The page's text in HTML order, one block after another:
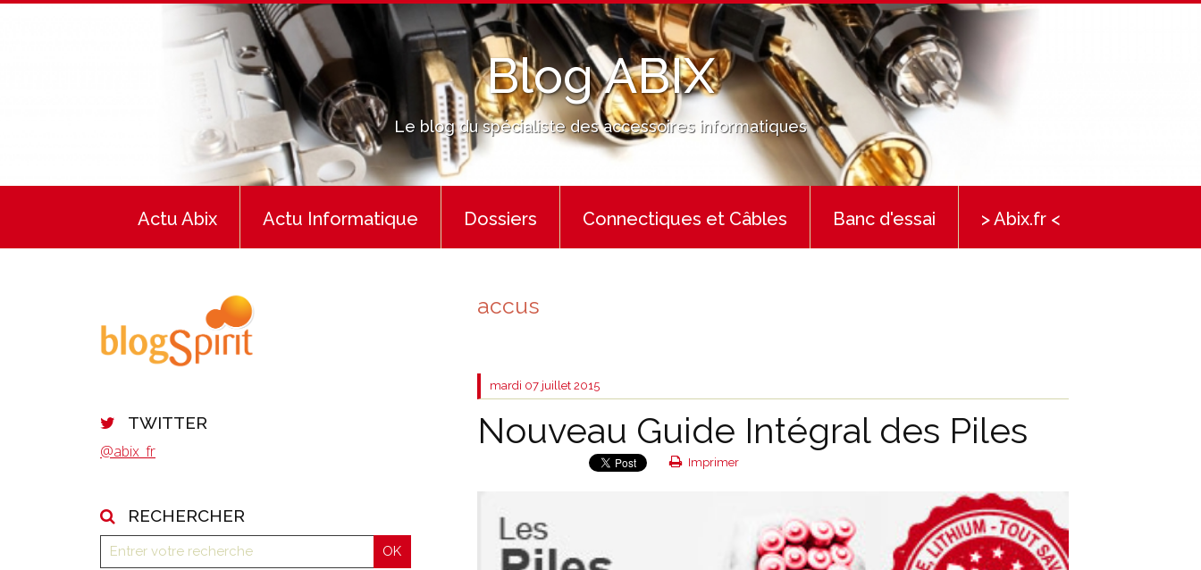
Blog ABIX
Le blog du spécialiste des accessoires informatiques
Actu Abix Actu Informatique Dossiers Connectiques et Câbles Banc d'essai > Abix.fr <
TWITTER
@abix_fr
RECHERCHER
accus
mardi 07 juillet 2015
Nouveau Guide Intégral des Piles
Imprimer